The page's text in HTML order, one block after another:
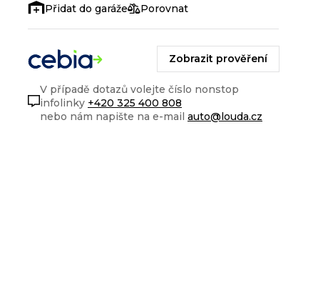
Porovnat
Zobrazit prověření
V případě dotazů volejte číslo nonstop
infolinky +420 325 400 808
nebo nám napište na e-mail auto@louda.cz